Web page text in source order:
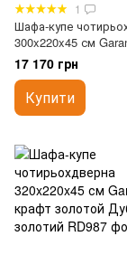
1
Шафа-купе
300x220x45 см
крафт золотой
17 170 грн
Купити